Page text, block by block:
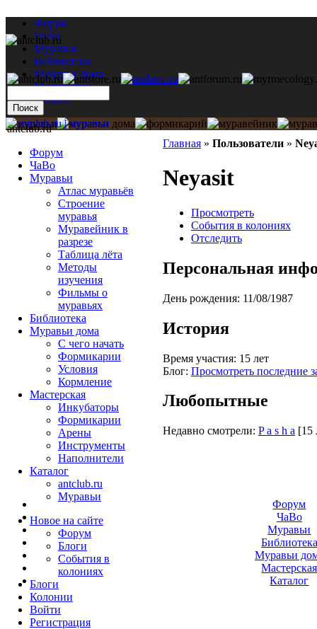
Форум
ЧаВо
Муравьи
Библиотека
Муравьи дома
Мастерская
Каталог
Главная » Пользователи »
Neyasit
Просмотреть
События в колониях
Отследить
Персональная
День рождения: 11/08/1987
История
Время участия: 15 лет
Блог: Просмотреть последние
Любопытные
Недавно смотрели: P a s h a [15
antclub.ru
Форум
ЧаВо
Муравьи
Атлас муравьёв
Строение
муравья
Муравейник в
разрезе
Таблица лёта
Методы
изучения
Фильмы о
муравьях
Библиотека
Муравьи дома
С чего начать
Формикарии
Условия
Кормление
Мастерская
Инкубаторы
Формикарии
Арены
Инструменты
Наполнители
Каталог
antclub.ru
Муравьи
Новое на сайте
Форум
Блоги
События в
колониях
Блоги
Колонии
Войти
Peгиcтpaция
Форум
ЧаВо
Муравьи
Библиотека
Муравьи
Мастерская
Каталог